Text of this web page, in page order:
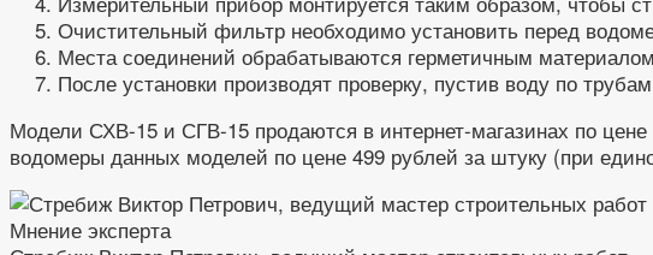
Очистительный фильтр необходимо установить перед
Места соединений обрабатываются герметичным
После установки производят проверку, пустив воду по
Модели СХВ-15 и СГВ-15 продаются в интернет-магазинах по
водомеры данных моделей по цене 499 рублей за штуку (при
Мнение эксперта